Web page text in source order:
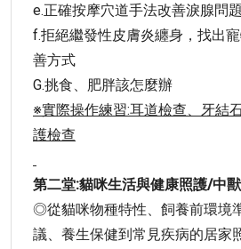
e.正確按摩穴道手法改善淚腺問題
f.拒絕繼發性皮膚炎纏身，找出
善方式
G.挑食、肥胖該怎麼辦
※實際操作練習:耳道檢查、牙結
護檢查
第二堂:貓咪生活與健康照護/中
◎從貓咪物種特性、飼養前環境
議、養生保健到常見疾病的居家